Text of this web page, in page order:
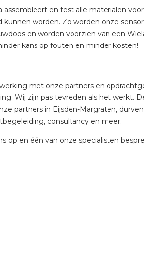
assembleert en test alle materialen
worden. Zo worden onze
en worden voorzien van een
kans op fouten en minder kosten!
met onze partners en
Wij zijn pas tevreden als het werkt.
partners in Eijsden-Margraten,
consultancy en meer.
op en één van onze specialisten